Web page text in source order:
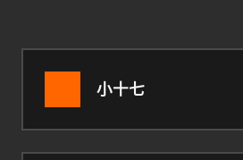
小十七